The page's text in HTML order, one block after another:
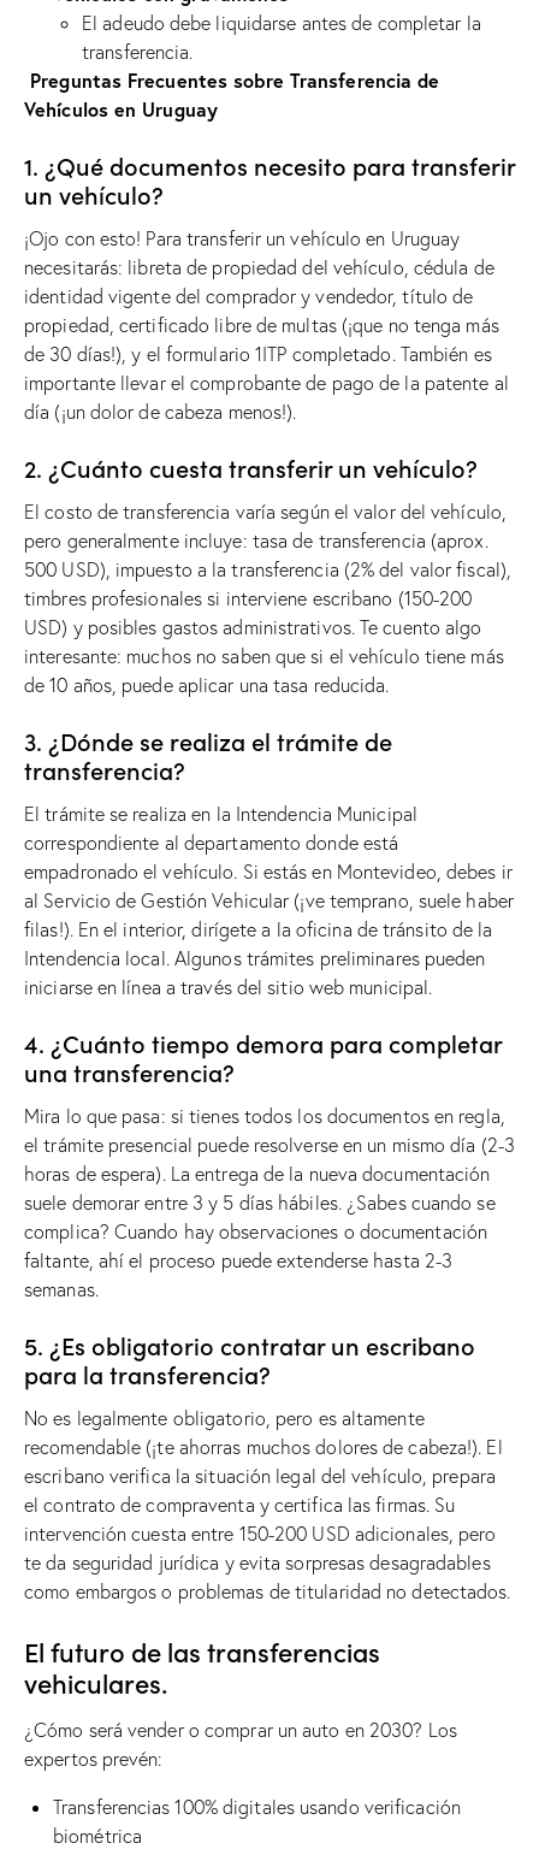
El adeudo debe liquidarse antes de completar la
transferencia.
Preguntas Frecuentes sobre Transferencia de
Vehículos en Uruguay
1. ¿Qué documentos necesito para transferir
un vehículo?
¡Ojo con esto! Para transferir un vehículo en Uruguay
necesitarás: libreta de propiedad del vehículo, cédula de
identidad vigente del comprador y vendedor, título de
propiedad, certificado libre de multas (¡que no tenga más
de 30 días!), y el formulario 1ITP completado. También es
importante llevar el comprobante de pago de la patente al
día (¡un dolor de cabeza menos!).
2. ¿Cuánto cuesta transferir un vehículo?
El costo de transferencia varía según el valor del vehículo,
pero generalmente incluye: tasa de transferencia (aprox.
500 USD), impuesto a la transferencia (2% del valor fiscal),
timbres profesionales si interviene escribano (150-200
USD) y posibles gastos administrativos. Te cuento algo
interesante: muchos no saben que si el vehículo tiene más
de 10 años, puede aplicar una tasa reducida.
3. ¿Dónde se realiza el trámite de
transferencia?
El trámite se realiza en la Intendencia Municipal
correspondiente al departamento donde está
empadronado el vehículo. Si estás en Montevideo, debes ir
al Servicio de Gestión Vehicular (¡ve temprano, suele haber
filas!). En el interior, dirígete a la oficina de tránsito de la
Intendencia local. Algunos trámites preliminares pueden
iniciarse en línea a través del sitio web municipal.
4. ¿Cuánto tiempo demora para completar
una transferencia?
Mira lo que pasa: si tienes todos los documentos en regla,
el trámite presencial puede resolverse en un mismo día (2-3
horas de espera). La entrega de la nueva documentación
suele demorar entre 3 y 5 días hábiles. ¿Sabes cuando se
complica? Cuando hay observaciones o documentación
faltante, ahí el proceso puede extenderse hasta 2-3
semanas.
5. ¿Es obligatorio contratar un escribano
para la transferencia?
No es legalmente obligatorio, pero es altamente
recomendable (¡te ahorras muchos dolores de cabeza!). El
escribano verifica la situación legal del vehículo, prepara
el contrato de compraventa y certifica las firmas. Su
intervención cuesta entre 150-200 USD adicionales, pero
te da seguridad jurídica y evita sorpresas desagradables
como embargos o problemas de titularidad no detectados.
El futuro de las transferencias
vehiculares.
¿Cómo será vender o comprar un auto en 2030? Los
expertos prevén:
Transferencias 100% digitales usando verificación
biométrica